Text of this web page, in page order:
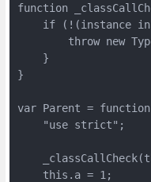
function
if (!(instance
throw new
    }
}
var Parent =
    "use strict";
    this.a = 1;